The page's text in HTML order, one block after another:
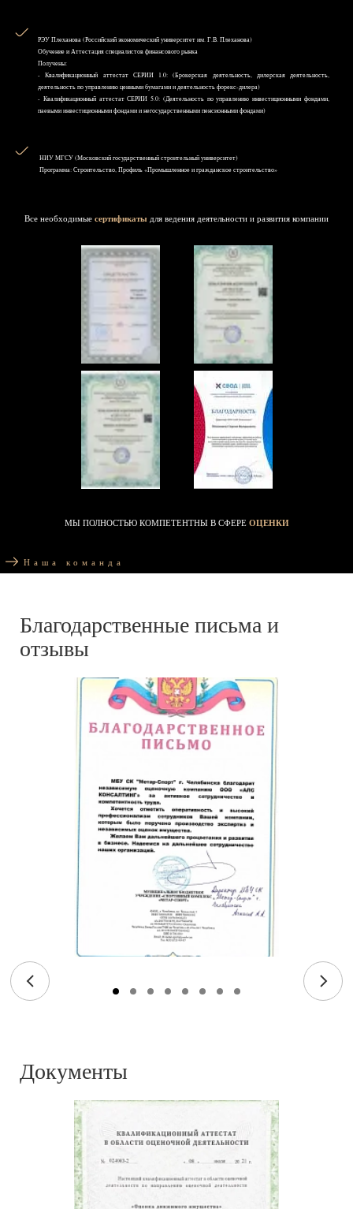
РЭУ Плеханова (Российский экономический университет им. Г.В. Плеханова)
Обучение и Аттестация специалистов финансового рынка
Получены:
- Квалификационный аттестат СЕРИИ 1.0: (Брокерская деятельность, дилерская деятельность,
деятельность по управлению ценными бумагами и деятельность форекс-дилера)
- Квалификационный аттестат СЕРИИ 5.0: (Деятельность по управлению инвестиционными фондами,
паевыми инвестиционными фондами и негосударственными пенсионными фондами)
НИУ MГСУ (Московский государственный строительный университет)
Программа: Строительство, Профиль «Промышленное и гражданское строительство»
Все необходимые сертификаты для ведения деятельности и развития компании
МЫ ПОЛНОСТЬЮ КОМПЕТЕНТНЫ В СФЕРЕ ОЦЕНКИ
Наша команда
Благодарственные письма и
отзывы
Документы